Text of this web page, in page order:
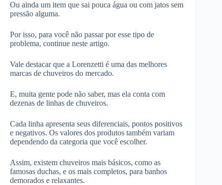
Ou ainda um item que sai pouca água ou com jatos sem
pressão alguma.
Por isso, para você não passar por esse tipo de
problema, continue neste artigo.
Vale destacar que a Lorenzetti é uma das melhores
marcas de chuveiros do mercado.
E, muita gente pode não saber, mas ela conta com
dezenas de linhas de chuveiros.
Cada linha apresenta seus diferenciais, pontos positivos
e negativos. Os valores dos produtos também variam
dependendo da categoria que você escolher.
Assim, existem chuveiros mais básicos, como as
famosas duchas, e os mais completos, para banhos
demorados e relaxantes.